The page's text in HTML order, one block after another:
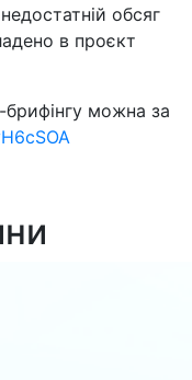
обсяг
в проєкт
можна за